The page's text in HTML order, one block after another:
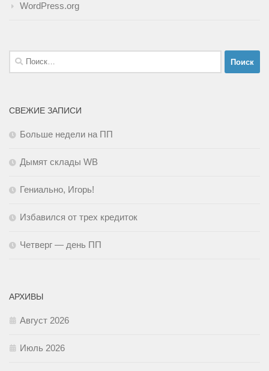
WordPress.org
Найти:
СВЕЖИЕ ЗАПИСИ
Больше недели на ПП
Дымят склады WB
Гениально, Игорь!
Избавился от трех кредиток
Четверг — день ПП
АРХИВЫ
Август 2026
Июль 2026